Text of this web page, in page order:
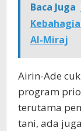
Baca Juga
Al-Miraj
Airin-Ade
program
terutama
tani, ada